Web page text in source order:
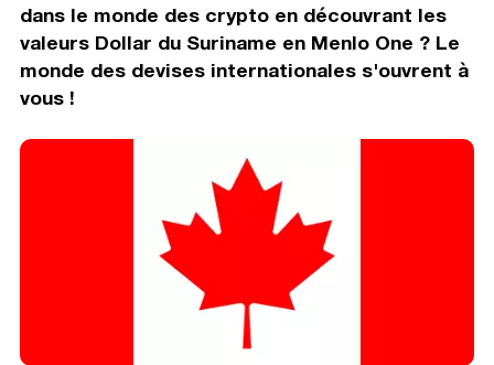
dans le monde des crypto en découvrant les
valeurs Dollar du Suriname en Menlo One ? Le
monde des devises internationales s'ouvrent à
vous !